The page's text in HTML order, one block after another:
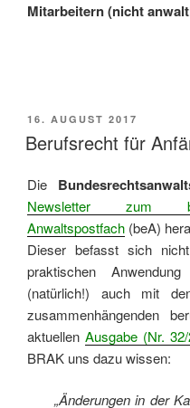
Mitarbeitern (nicht
VERÖFFENTLICHT
AM
16. AUGUST 2017
Berufsrecht für
Die
Newsletter zum
Anwaltspostfach (beA)
Dieser befasst sich
praktischen
(natürlich!) auch mit
zusammenhängenden
aktuellen Ausgabe (Nr.
BRAK uns dazu wissen:
„Änderungen in der